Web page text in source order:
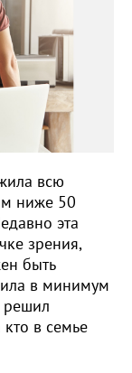
всю
ниже 50
эта
зрения,
быть
в минимум
решил
кто в семье